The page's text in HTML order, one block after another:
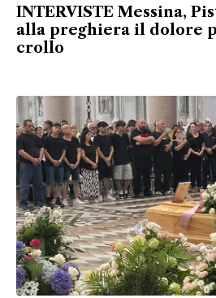
INTERVISTE Messina,
alla preghiera il dolore
crollo